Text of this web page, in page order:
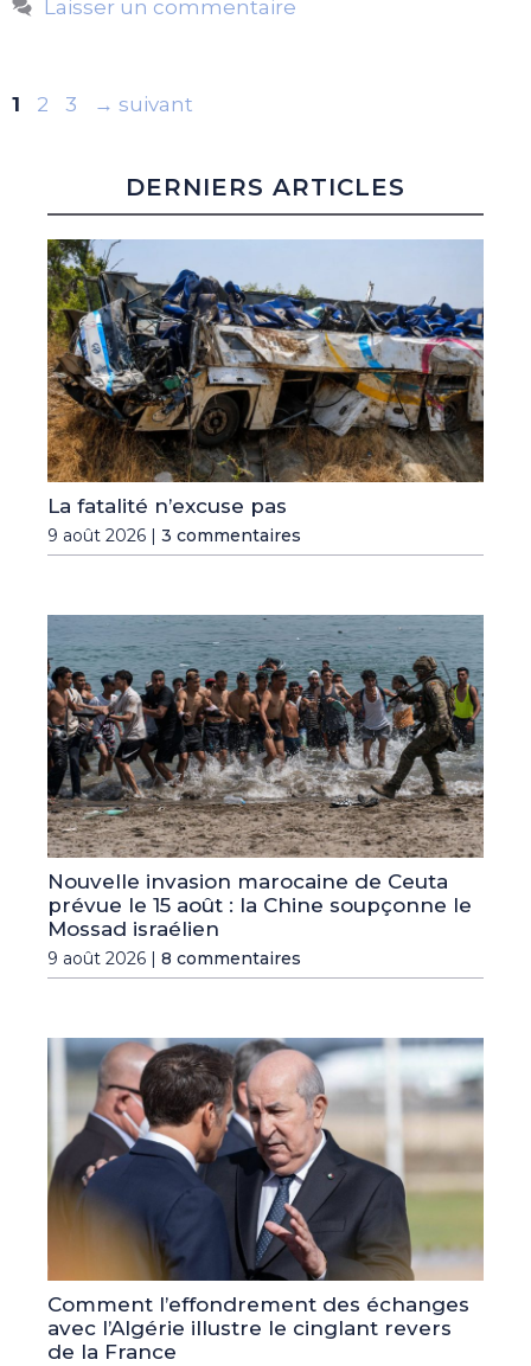
Laisser un commentaire
Page
1 Page
2 Page
3 → suivant
DERNIERS ARTICLES
La fatalité n’excuse pas
9 août 2026 | 3 commentaires
Nouvelle invasion marocaine de Ceuta
prévue le 15 août : la Chine soupçonne le
Mossad israélien
9 août 2026 | 8 commentaires
Comment l’effondrement des échanges
avec l’Algérie illustre le cinglant revers
de la France